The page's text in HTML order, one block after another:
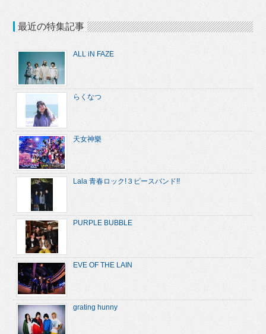
最近の特集記事
ALL iN FAZE
らくなつ
天女神樂
Lala 青春ロック!３ピースバンド!!
PURPLE BUBBLE
EVE OF THE LAIN
grating hunny